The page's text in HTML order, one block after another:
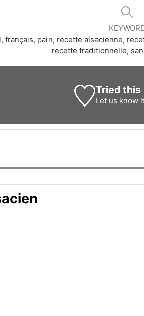
français, pain, recette alsacienne,
recette traditionnelle,
Tried this
Let us know